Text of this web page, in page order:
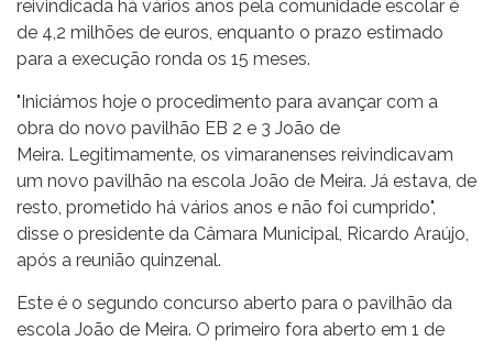
reivindicada há vários anos pela comunidade escolar é
de 4,2 milhões de euros, enquanto o prazo estimado
para a execução ronda os 15 meses.
"Iniciámos hoje o procedimento para avançar com a
obra do novo pavilhão EB 2 e 3 João de
Meira. Legitimamente, os vimaranenses reivindicavam
um novo pavilhão na escola João de Meira. Já estava, de
resto, prometido há vários anos e não foi cumprido",
disse o presidente da Câmara Municipal, Ricardo Araújo,
após a reunião quinzenal.
Este é o segundo concurso aberto para o pavilhão da
escola João de Meira. O primeiro fora aberto em 1 de